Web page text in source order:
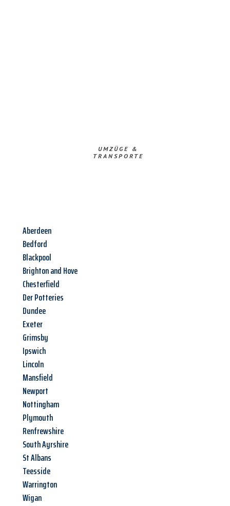
UMZÜGE &
TRANSPORTE
Aberdeen
Bedford
Blackpool
Brighton and Hove
Chesterfield
Der Potteries
Dundee
Exeter
Grimsby
Ipswich
Lincoln
Mansfield
Newport
Nottingham
Plymouth
Renfrewshire
South Ayrshire
St Albans
Teesside
Warrington
Wigan